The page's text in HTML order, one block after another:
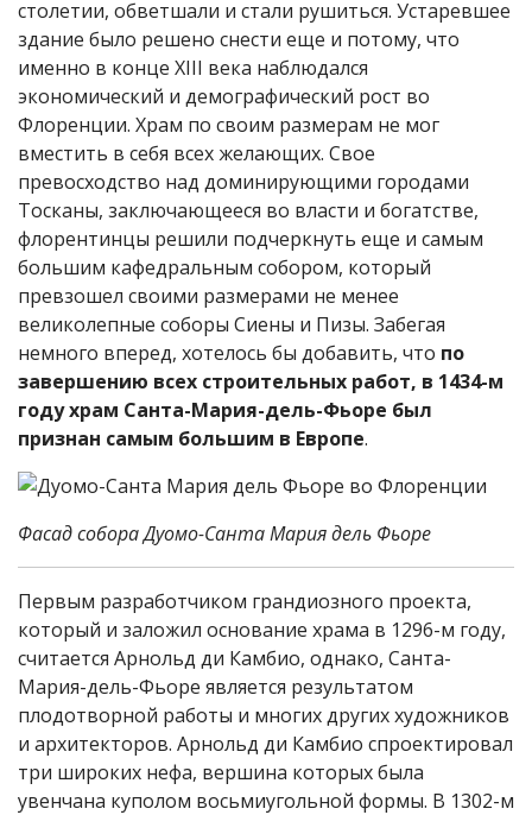
столетии, обветшали и стали рушиться. Устаревшее
здание было решено снести еще и потому, что
именно в конце XIII века наблюдался
экономический и демографический рост во
Флоренции. Храм по своим размерам не мог
вместить в себя всех желающих. Свое
превосходство над доминирующими городами
Тосканы, заключающееся во власти и богатстве,
флорентинцы решили подчеркнуть еще и самым
большим кафедральным собором, который
превзошел своими размерами не менее
великолепные соборы Сиены и Пизы. Забегая
немного вперед, хотелось бы добавить, что по
завершению всех строительных работ, в 1434-м
году храм Санта-Мария-дель-Фьоре был
признан самым большим в Европе.
Фасад собора Дуомо-Санта Мария дель Фьоре
Первым разработчиком грандиозного проекта,
который и заложил основание храма в 1296-м году,
считается Арнольд ди Камбио, однако, Санта-
Мария-дель-Фьоре является результатом
плодотворной работы и многих других художников
и архитекторов. Арнольд ди Камбио спроектировал
три широких нефа, вершина которых была
увенчана куполом восьмиугольной формы. В 1302-м